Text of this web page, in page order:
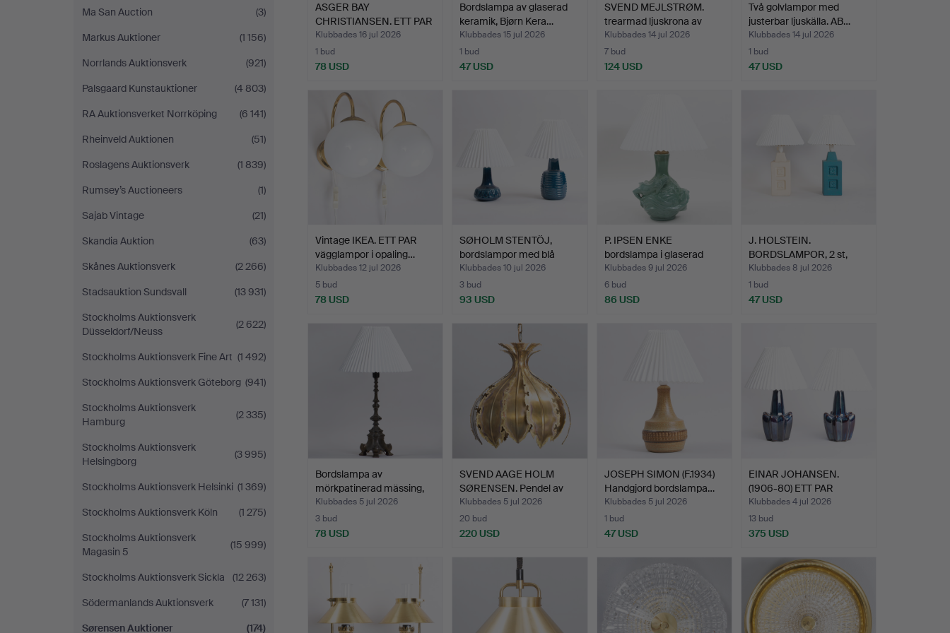
Ma San Auction
(3)
Markus Auktioner
(1 156)
Norrlands Auktionsverk
(921)
Palsgaard Kunstauktioner
(4 803)
RA Auktionsverket Norrköping
(6 141)
Rheinveld Auktionen
(51)
Roslagens Auktionsverk
(1 839)
Rumsey’s Auctioneers
(1)
Sajab Vintage
(21)
Skandia Auktion
(63)
Skånes Auktionsverk
(2 266)
Stadsauktion Sundsvall
(13 931)
Stockholms Auktionsverk
Düsseldorf/Neuss
(2 622)
Stockholms Auktionsverk Fine Art (1 492)
Stockholms Auktionsverk Göteborg (941)
Stockholms Auktionsverk
Hamburg
(2 335)
Stockholms Auktionsverk
Helsingborg
(3 995)
Stockholms Auktionsverk Helsinki (1 369)
Stockholms Auktionsverk Köln
(1 275)
Stockholms Auktionsverk
Magasin 5
(15 999)
Stockholms Auktionsverk Sickla
(12 263)
Södermanlands Auktionsverk
(7 131)
Sørensen Auktioner
(174)
ASGER BAY
CHRISTIANSEN. ETT PAR
loftlampor…
Klubbades 16 jul 2026
1 bud
78 USD
Bordslampa av glaserad
keramik, Bjørn Kera…
Klubbades 15 jul 2026
1 bud
47 USD
SVEND MEJLSTRØM.
trearmad ljuskrona av
mäs…
Klubbades 14 jul 2026
7 bud
124 USD
Två golvlampor med
justerbar ljuskälla. AB…
Klubbades 14 jul 2026
1 bud
47 USD
Vintage IKEA. ETT PAR
vägglampor i opaling…
Klubbades 12 jul 2026
5 bud
78 USD
SØHOLM STENTÖJ,
bordslampor med blå
glasyr…
Klubbades 10 jul 2026
3 bud
93 USD
P. IPSEN ENKE
bordslampa i glaserad
kerami…
Klubbades 9 jul 2026
6 bud
86 USD
J. HOLSTEIN.
BORDSLAMPOR, 2 st,
keramik. D…
Klubbades 8 jul 2026
1 bud
47 USD
Bordslampa av
mörkpatinerad mässing,
Art D…
Klubbades 5 jul 2026
3 bud
78 USD
SVEND AAGE HOLM
SØRENSEN. Pendel av
flamsk…
Klubbades 5 jul 2026
20 bud
220 USD
JOSEPH SIMON (F.1934)
Handgjord bordslampa…
Klubbades 5 jul 2026
1 bud
47 USD
EINAR JOHANSEN.
(1906-80) ETT PAR
BORDSLAM…
Klubbades 4 jul 2026
13 bud
375 USD